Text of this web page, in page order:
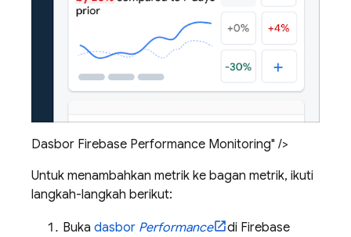
Dasbor Firebase Performance Monitoring" />
Untuk menambahkan metrik ke bagan metrik, ikuti
langkah-langkah berikut:
Buka dasbor Performance di Firebase